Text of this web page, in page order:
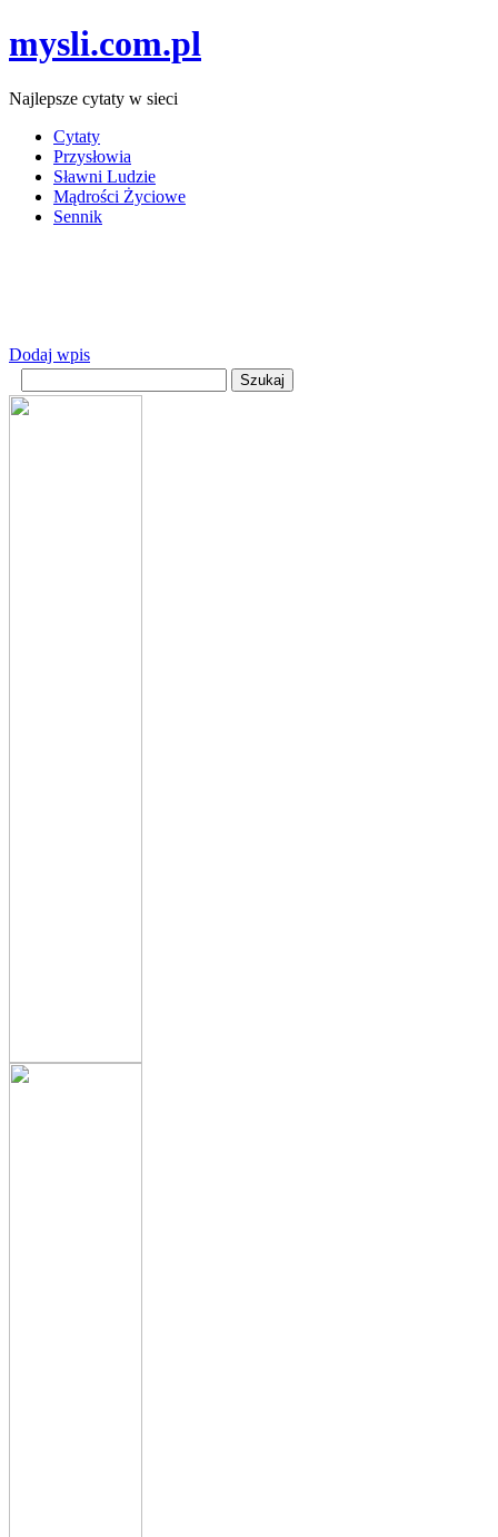
mysli.com.pl
Najlepsze cytaty w sieci
Cytaty
Przysłowia
Sławni Ludzie
Mądrości Życiowe
Sennik
Dodaj wpis